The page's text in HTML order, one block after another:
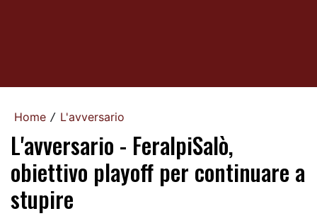
Home / L'avversario
L'avversario - FeralpiSalò,
obiettivo playoff per continuare a
stupire